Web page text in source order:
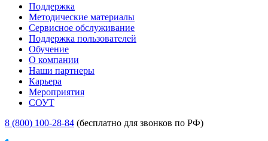
Поддержка
Методические материалы
Сервисное обслуживание
Поддержка пользователей
Обучение
О компании
Наши партнеры
Карьера
Мероприятия
СОУТ
8 (800) 100-28-84 (бесплатно для звонков по РФ)